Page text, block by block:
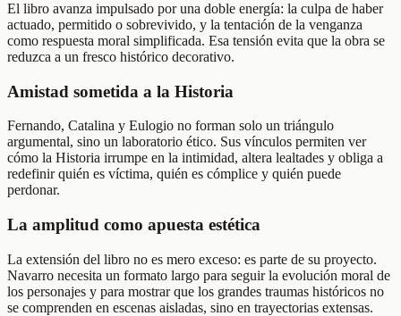
El libro avanza impulsado por una doble energía: la culpa de haber
actuado, permitido o sobrevivido, y la tentación de la venganza
como respuesta moral simplificada. Esa tensión evita que la obra se
reduzca a un fresco histórico decorativo.
Amistad sometida a la Historia
Fernando, Catalina y Eulogio no forman solo un triángulo
argumental, sino un laboratorio ético. Sus vínculos permiten ver
cómo la Historia irrumpe en la intimidad, altera lealtades y obliga a
redefinir quién es víctima, quién es cómplice y quién puede
perdonar.
La amplitud como apuesta estética
La extensión del libro no es mero exceso: es parte de su proyecto.
Navarro necesita un formato largo para seguir la evolución moral de
los personajes y para mostrar que los grandes traumas históricos no
se comprenden en escenas aisladas, sino en trayectorias extensas.